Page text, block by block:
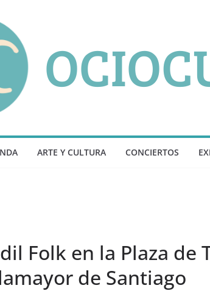
ARTE Y CULTURA CONCIERTOS
Folk en la Plaza de
de Santiago